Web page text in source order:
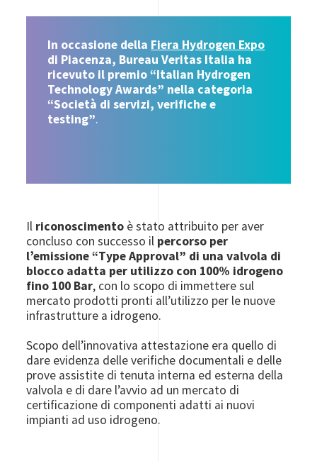
In occasione della Fiera Hydrogen Expo
di Piacenza, Bureau Veritas Italia ha
ricevuto il premio “Italian Hydrogen
Technology Awards” nella categoria
“Società di servizi, verifiche e
testing”.
Il riconoscimento è stato attribuito per aver
concluso con successo il percorso per
l’emissione “Type Approval” di una valvola di
blocco adatta per utilizzo con 100% idrogeno
fino 100 Bar, con lo scopo di immettere sul
mercato prodotti pronti all’utilizzo per le nuove
infrastrutture a idrogeno.
Scopo dell’innovativa attestazione era quello di
dare evidenza delle verifiche documentali e delle
prove assistite di tenuta interna ed esterna della
valvola e di dare l’avvio ad un mercato di
certificazione di componenti adatti ai nuovi
impianti ad uso idrogeno.